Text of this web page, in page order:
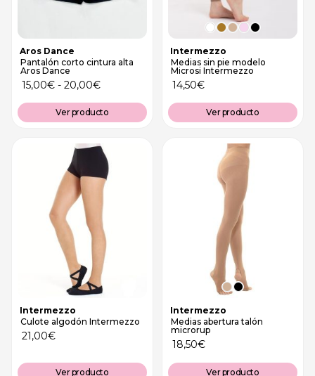
Aros Dance
Pantalón corto cintura alta
Aros Dance
15,00€ - 20,00€
Ver producto
Intermezzo
Medias sin pie modelo
Microsi Intermezzo
14,50€
Ver producto
Intermezzo
Culote algodón Intermezzo
21,00€
Ver producto
Intermezzo
Medias abertura talón
microrup
18,50€
Ver producto